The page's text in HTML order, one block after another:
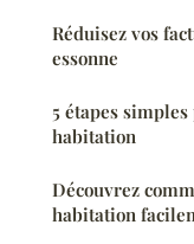
Réduisez vos
essonne
5 étapes
habitation
Découvrez
habitation